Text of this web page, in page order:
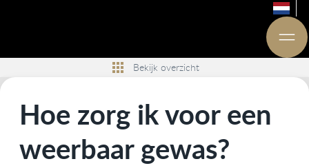
Bekijk overzicht
Hoe zorg ik voor een
weerbaar gewas?